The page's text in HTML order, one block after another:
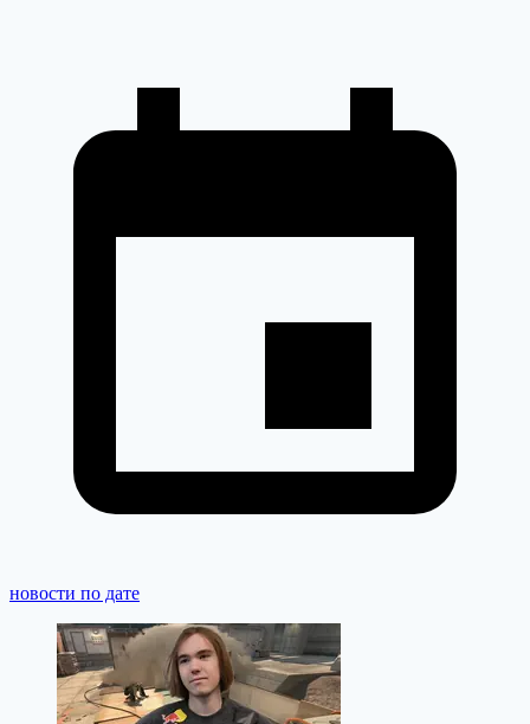
новости по дате